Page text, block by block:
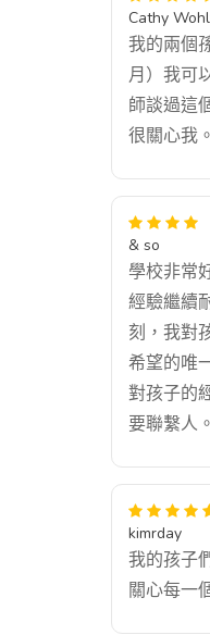
Cathy
我的兩個
月）我可
師談過這
很關心我
& so
學校非常
經驗繼續
刻，我對
希望的唯
對孩子的
要聯繫人。
kimrday
我的孩子
關心每一